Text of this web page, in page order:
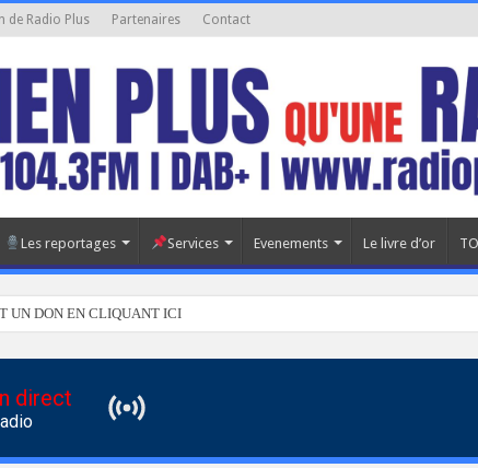
de Radio Plus Partenaires Contact
Les reportages Services Evenements Le livre d’or
UN DON EN CLIQUANT ICI
direct